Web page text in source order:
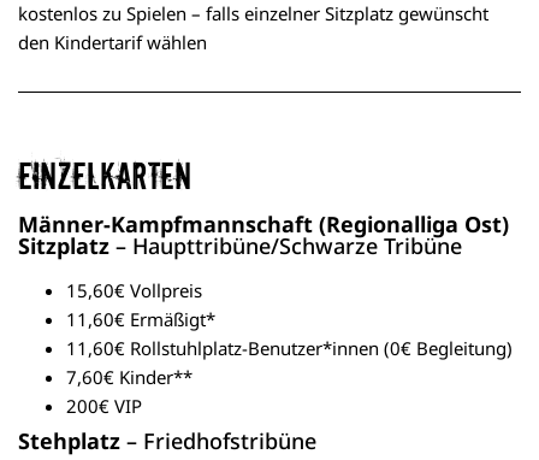
kostenlos zu Spielen – falls einzelner Sitzplatz gewünscht
den Kindertarif wählen
Einzelkarten
Männer-Kampfmannschaft (Regionalliga Ost)
Sitzplatz – Haupttribüne/Schwarze Tribüne
15,60€ Vollpreis
11,60€ Ermäßigt*
11,60€ Rollstuhlplatz-Benutzer*innen (0€ Begleitung)
7,60€ Kinder**
200€ VIP
Stehplatz – Friedhofstribüne